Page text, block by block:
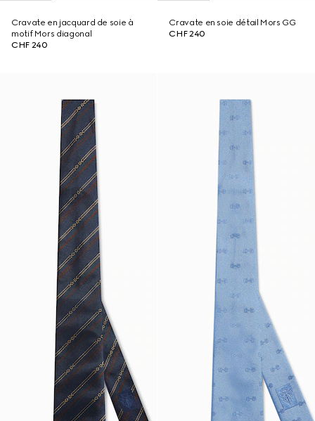
Cravate en jacquard de soie à
motif Mors diagonal
CHF 240
Cravate en soie détail Mors GG
CHF 240